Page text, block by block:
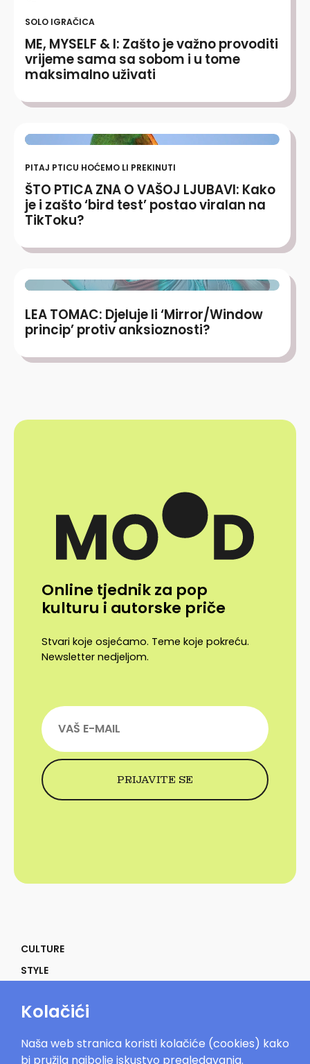
SOLO IGRAČICA
ME, MYSELF & I: Zašto je važno provoditi
vrijeme sama sa sobom i u tome
maksimalno uživati
PITAJ PTICU HOĆEMO LI PREKINUTI
ŠTO PTICA ZNA O VAŠOJ LJUBAVI: Kako
je i zašto ‘bird test’ postao viralan na
TikToku?
LEA TOMAC: Djeluje li ‘Mirror/Window
princip’ protiv anksioznosti?
Online tjednik za pop
kulturu i autorske priče
Stvari koje osjećamo. Teme koje pokreću.
Newsletter nedjeljom.
CULTURE
STYLE
POWER
IN THE MOOD
Kolačići
Naša web stranica koristi kolačiće (cookies) kako
bi pružila najbolje iskustvo pregledavanja.